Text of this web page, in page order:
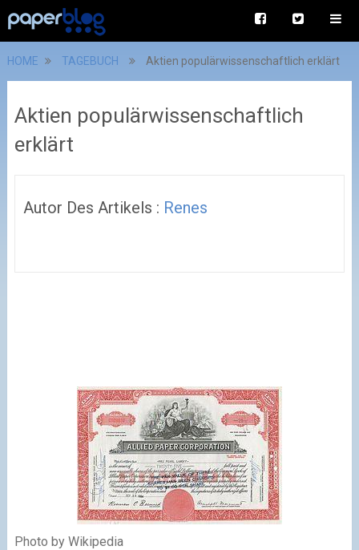
HOME TAGEBUCH Aktien populärwissenschaftlich erklärt
Aktien populärwissenschaftlich
erklärt
Autor Des Artikels : Renes
Photo by Wikipedia